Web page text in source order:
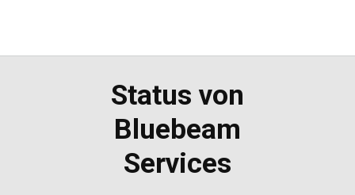
Status von
Bluebeam
Services